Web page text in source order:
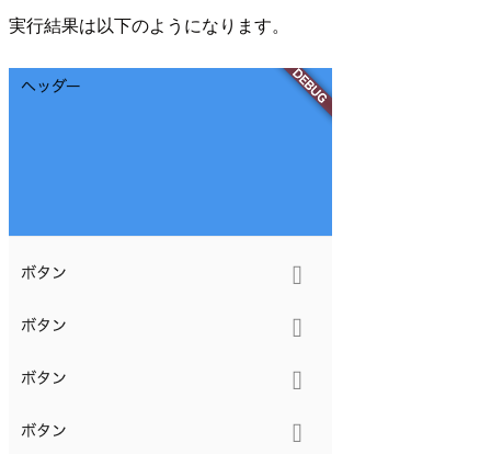
実行結果は以下のようになります。